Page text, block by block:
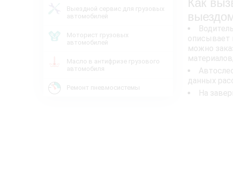
Выездной сервис для грузовых
автомобилей
Моторист грузовых
автомобилей
Масло в антифризе грузового
автомобиля
Ремонт пневмосистемы
Как
описывает
можно
данных
На